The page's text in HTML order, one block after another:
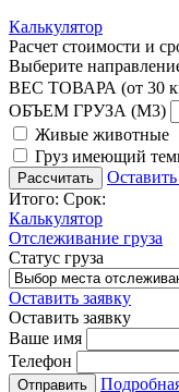
Калькулятор
Расчет стоимости и
Выберите
ВЕС ТОВАРА (от 30
ОБЪЕМ ГРУЗА (М3)
Живые животные
Груз имеющий
Оставить
Итого: Срок:
Калькулятор
Отслеживание груза
Статус груза
Оставить заявку
Оставить заявку
Ваше имя
Телефон